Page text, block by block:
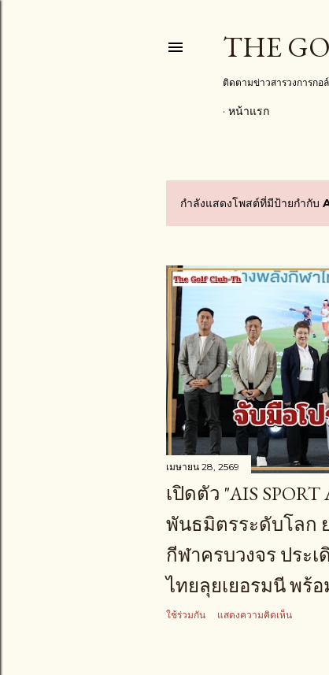
THE
ติดตามข่าวสารวงการกอ
หน้าแรก
บ
ค
ว
า
ม
กำลังแสดงโพสต์ที่มีป้ายกำกับ
เมษายน 28, 2569
เปิดตัว "AIS
พันธมิตรระดับโลก
กีฬาครบวงจร ประ
ไทยลุยเยอรมนี พร้
ใช้ร่วมกัน แสดงความคิดเห็น